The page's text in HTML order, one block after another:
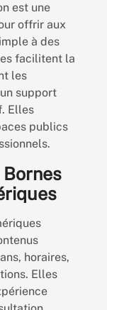
est une
offrir aux
à des
facilitent la
les
support
Elles
publics
horaires,
Elles